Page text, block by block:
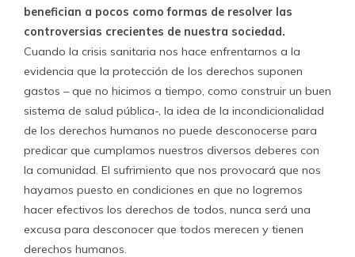
benefician a pocos como formas de resolver las
controversias crecientes de nuestra sociedad.
Cuando la crisis sanitaria nos hace enfrentarnos a la
evidencia que la protección de los derechos suponen
gastos – que no hicimos a tiempo, como construir un buen
sistema de salud pública-, la idea de la incondicionalidad
de los derechos humanos no puede desconocerse para
predicar que cumplamos nuestros diversos deberes con
la comunidad. El sufrimiento que nos provocará que nos
hayamos puesto en condiciones en que no logremos
hacer efectivos los derechos de todos, nunca será una
excusa para desconocer que todos merecen y tienen
derechos humanos.